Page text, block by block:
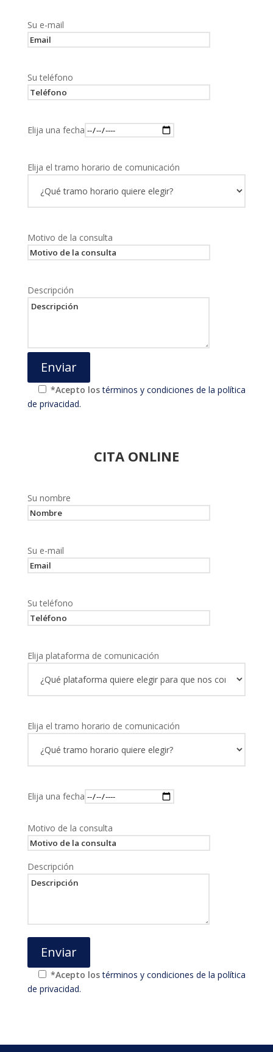
Su e-mail
Su teléfono
Elija una fecha
Elija el tramo horario de comunicación
Motivo de la consulta
Descripción
*Acepto lostérminos y condiciones de la política
de privacidad.
CITA ONLINE
Su nombre
Su e-mail
Su teléfono
Elija plataforma de comunicación
Elija el tramo horario de comunicación
Elija una fecha
Motivo de la consulta
Descripción
*Acepto lostérminos y condiciones de la política
de privacidad.